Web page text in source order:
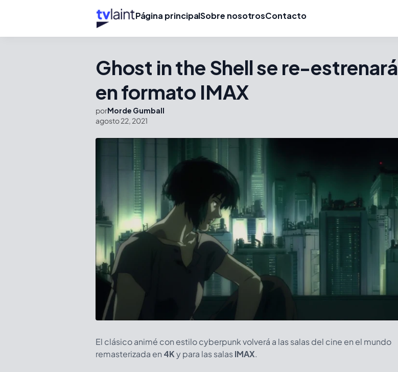
Página principalSobre nosotrosContacto
Ghost in the Shell se re-estrenará
en formato IMAX
porMorde Gumball
agosto 22, 2021
El clásico animé con estilo cyberpunk volverá a las salas del cine en el mundo
remasterizada en 4Ky para las salasIMAX.